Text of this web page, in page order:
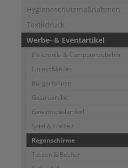
Hygieneschutzmaßnahmen
Textildruck
Werbe- & Eventartikel
Elektronik- & Computerzubehör
Einlassbänder
Burgerfahnen
Gastroartikel
Gewinnspielartikel
Spiel & Freizeit
Regenschirme
Tassen & Becher